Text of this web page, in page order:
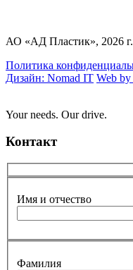
АО «АД Пластик», 2026
Политика
Дизайн: Nomad IT Web
Your needs. Our drive.
Контакт
Имя и отчество
Фамилия